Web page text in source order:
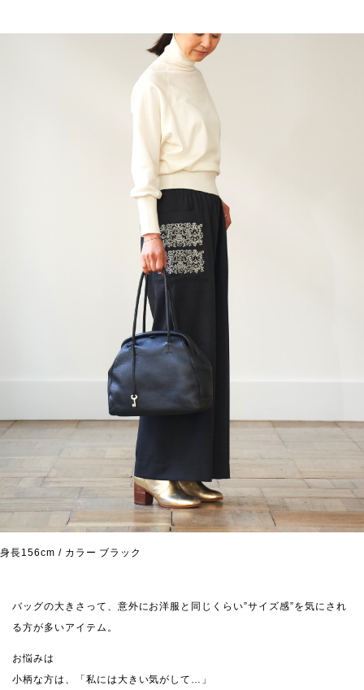
身長156cm / カラー ブラック
バッグの大きさって、意外にお洋服と同じくらい”サイズ感”を気にされ
る方が多いアイテム。
お悩みは
小柄な方は、「私には大きい気がして…」